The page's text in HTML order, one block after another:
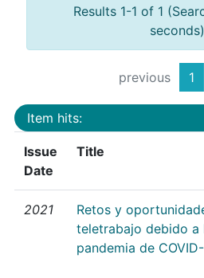
Results 1-1 of 1
previous 1
Item hits:
Issue
Date
Title
2021
Retos y
teletrabajo debido a
pandemia de